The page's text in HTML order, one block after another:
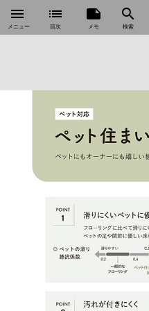
menu
メニュー
list
目次
note
メモ
search
検索